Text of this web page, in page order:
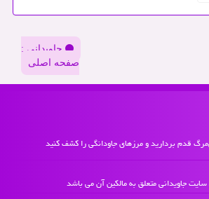
جاویدانی :
صفحه اصلی
قدم بردارید و مرزهای جاودانگی را کشف کنید